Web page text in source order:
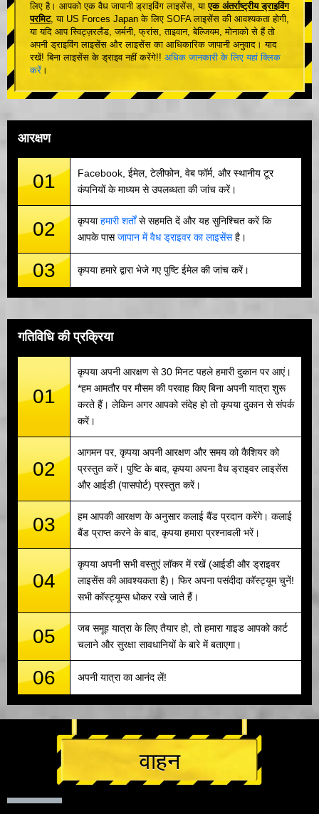
लिए है। आपको एक वैध जापानी ड्राइविंग लाइसेंस, याएक अंतर्राष्ट्रीय ड्राइविंग
परमिट, या US Forces Japan के लिए SOFA लाइसेंस की आवश्यकता होगी,
या यदि आप स्विट्ज़रलैंड, जर्मनी, फ्रांस, ताइवान, बेल्जियम, मोनाको से हैं तो
अपनी ड्राइविंग लाइसेंस और लाइसेंस का आधिकारिक जापानी अनुवाद। याद
रखें! बिना लाइसेंस के ड्राइव नहीं करेंगे!! अधिक जानकारी के लिए यहां क्लिक
करें ।
आरक्षण
01
Facebook, ईमेल, टेलीफोन, वेब फॉर्म, और स्थानीय टूर
कंपनियों के माध्यम से उपलब्धता की जांच करें।
02 कृपयाहमारी शर्तोंसे सहमति दें और यह सुनिश्चित करें कि
आपके पासजापान में वैध ड्राइवर का लाइसेंसहै।
03 कृपया हमारे द्वारा भेजे गए पुष्टि ईमेल की जांच करें।
गतिविधि की प्रक्रिया
01
कृपया अपनी आरक्षण से 30 मिनट पहले हमारी दुकान पर आएं।
*हम आमतौर पर मौसम की परवाह किए बिना अपनी यात्रा शुरू
करते हैं। लेकिन अगर आपको संदेह हो तो कृपया दुकान से संपर्क
करें।
02
आगमन पर, कृपया अपनी आरक्षण और समय को कैशियर को
प्रस्तुत करें। पुष्टि के बाद, कृपया अपना वैध ड्राइवर लाइसेंस
और आईडी (पासपोर्ट) प्रस्तुत करें।
03
हम आपकी आरक्षण के अनुसार कलाई बैंड प्रदान करेंगे। कलाई
बैंड प्राप्त करने के बाद, कृपया हमारा प्रश्नावली भरें।
04
कृपया अपनी सभी वस्तुएं लॉकर में रखें (आईडी और ड्राइवर
लाइसेंस की आवश्यकता है)। फिर अपना पसंदीदा कॉस्ट्यूम चुनें!
सभी कॉस्ट्यूम्स धोकर रखे जाते हैं।
05
जब समूह यात्रा के लिए तैयार हो, तो हमारा गाइड आपको कार्ट
चलाने और सुरक्षा सावधानियों के बारे में बताएगा।
06 अपनी यात्रा का आनंद लें!
वाहन